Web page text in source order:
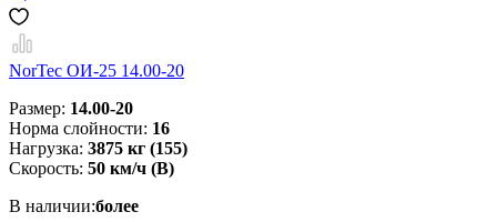
NorTec ОИ-25 14.00-20
Размер: 14.00-20
Норма слойности: 16
Нагрузка: 3875 кг (155)
Скорость: 50 км/ч (В)
В наличии:более